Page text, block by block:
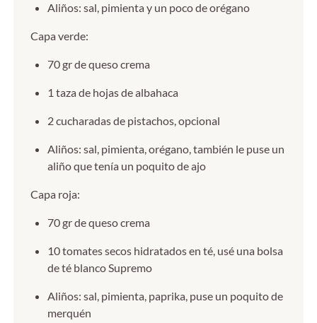
Aliños: sal, pimienta y un poco de orégano
Capa verde:
70 gr de queso crema
1 taza de hojas de albahaca
2 cucharadas de pistachos, opcional
Aliños: sal, pimienta, orégano, también le puse un
aliño que tenía un poquito de ajo
Capa roja:
70 gr de queso crema
10 tomates secos hidratados en té, usé una bolsa
de té blanco Supremo
Aliños: sal, pimienta, paprika, puse un poquito de
merquén